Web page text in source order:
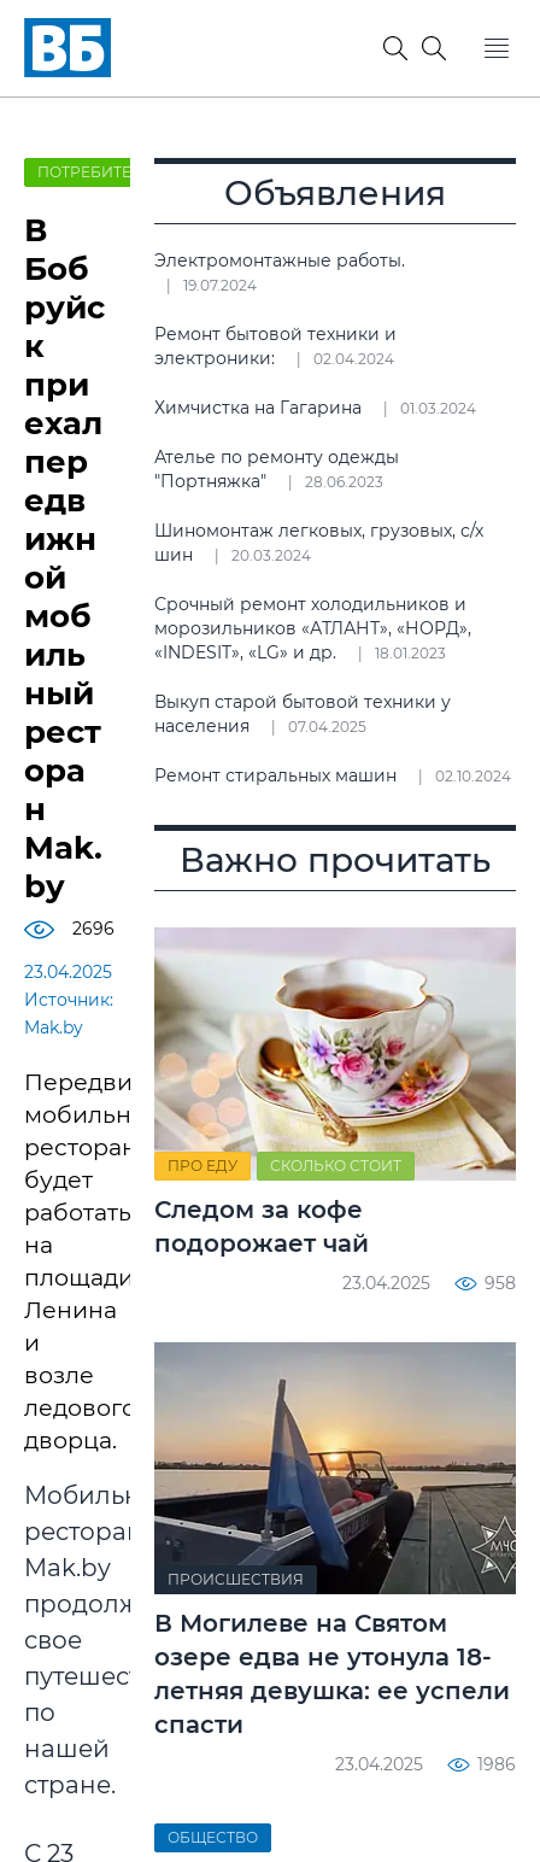
ПОТРЕБИТЕЛЬ
В
Боб
руйс
к
при
ехал
пер
едв
ижн
ой
моб
иль
ный
рест
ора
н
Mak.
by
2696
23.04.2025
Источник:
Mak.by
Передвижной
мобильный
ресторан
будет
работать
на
площади
Ленина
и
возле
ледового
дворца.
Мобильный
ресторан
Mak.by
продолжает
свое
путешествие
по
нашей
стране.
С 23
Объявления
Электромонтажные работы.
19.07.2024
Ремонт бытовой техники и
электроники:
02.04.2024
Химчистка на Гагарина 01.03.2024
Ателье по ремонту одежды
"Портняжка"
28.06.2023
Шиномонтаж легковых, грузовых, с/х
шин
20.03.2024
Срочный ремонт холодильников и
морозильников «АТЛАНТ», «НОРД»,
«INDESIT», «LG» и др.
18.01.2023
Выкуп старой бытовой техники у
населения
07.04.2025
Ремонт стиральных машин 02.10.2024
Важно прочитать
ПРО ЕДУ СКОЛЬКО СТОИТ
Следом за кофе
подорожает чай
23.04.2025 958
ПРОИСШЕСТВИЯ
В Могилеве на Святом
озере едва не утонула 18-
летняя девушка: ее успели
спасти
23.04.2025 1986
ОБЩЕСТВО